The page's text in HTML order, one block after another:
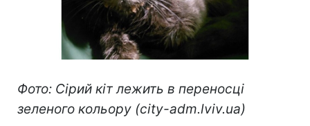
Фото: Сірий кіт лежить в переносці
зеленого кольору (city-adm.lviv.ua)